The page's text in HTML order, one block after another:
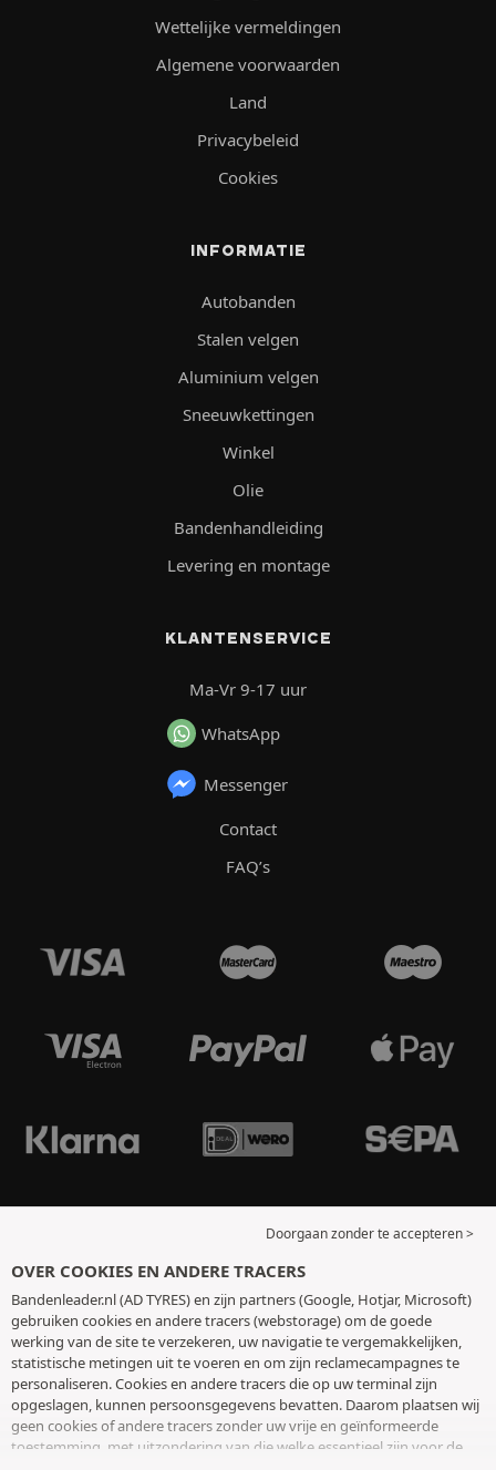
Wettelijke vermeldingen
Algemene voorwaarden
Land
Privacybeleid
Cookies
INFORMATIE
Autobanden
Stalen velgen
Aluminium velgen
Sneeuwkettingen
Winkel
Olie
Bandenhandleiding
Levering en montage
KLANTENSERVICE
Ma-Vr 9-17 uur
WhatsApp
Messenger
Contact
FAQ’s
Doorgaan zonder te accepteren >
OVER COOKIES EN ANDERE TRACERS
Bandenleader.nl (AD TYRES) en zijn partners (Google, Hotjar, Microsoft)
gebruiken cookies en andere tracers (webstorage) om de goede
werking van de site te verzekeren, uw navigatie te vergemakkelijken,
statistische metingen uit te voeren en om zijn reclamecampagnes te
personaliseren. Cookies en andere tracers die op uw terminal zijn
opgeslagen, kunnen persoonsgegevens bevatten. Daarom plaatsen wij
geen cookies of andere tracers zonder uw vrije en geïnformeerde
toestemming, met uitzondering van die welke essentieel zijn voor de